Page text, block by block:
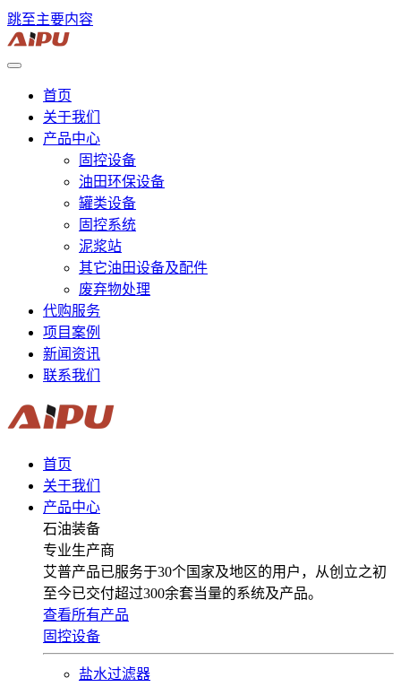
跳至主要内容
首页
关于我们
产品中心
固控设备
油田环保设备
罐类设备
固控系统
泥浆站
其它油田设备及配件
废弃物处理
代购服务
项目案例
新闻资讯
联系我们
首页
关于我们
产品中心
石油装备
专业生产商
艾普产品已服务于30个国家及地区的用户，从创立之初
至今已交付超过300余套当量的系统及产品。
查看所有产品
固控设备
盐水过滤器